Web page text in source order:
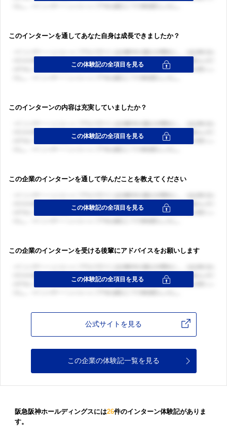
このインターンを通してあなた自身は成長できましたか？
このインターンの内容は充実していましたか？
この企業のインターンを通して学んだことを教えてください
この企業のインターンを受ける後輩にアドバイスをお願いします
公式サイトを見る
この企業の体験記一覧を見る
阪急阪神ホールディングスには26件のインターン体験記がありま
す。